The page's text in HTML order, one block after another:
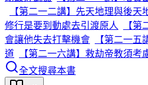
【第二一二講】先天地理與後天
修行是要到動處去引渡原人
【
會讓他失去打擊機會
【第二一
道
【第二一六講】救劫帝教須考
全文搜尋本書